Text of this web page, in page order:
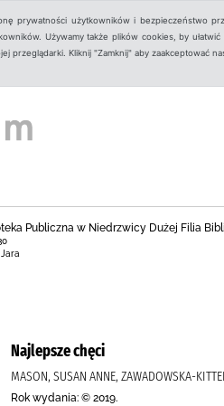
prywatności użytkowników i bezpieczeństwo
Używamy także plików cookies, by
przeglądarki. Kliknij "Zamknij" aby zaakceptować
Publiczna w Niedrzwicy Dużej Filia
Najlepsze chęci
MASON, SUSAN ANNE, ZAWADOWSKA-
Rok wydania: © 2019.